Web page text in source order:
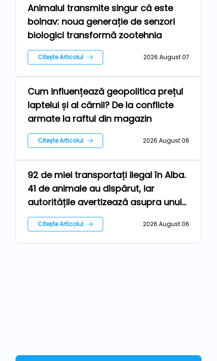
Tehnologii
Animalul transmite singur că este
bolnav: noua generație de senzori
biologici transformă zootehnia
Citește Articolul 2026 August 07
Stiri
Cum influențează geopolitica prețul
laptelui și al cărnii? De la conflicte
armate la raftul din magazin
Citește Articolul 2026 August 06
Ferma
92 de miei transportați ilegal în Alba.
41 de animale au dispărut, iar
autoritățile avertizează asupra unui
risc epidemiologic major
Citește Articolul 2026 August 06